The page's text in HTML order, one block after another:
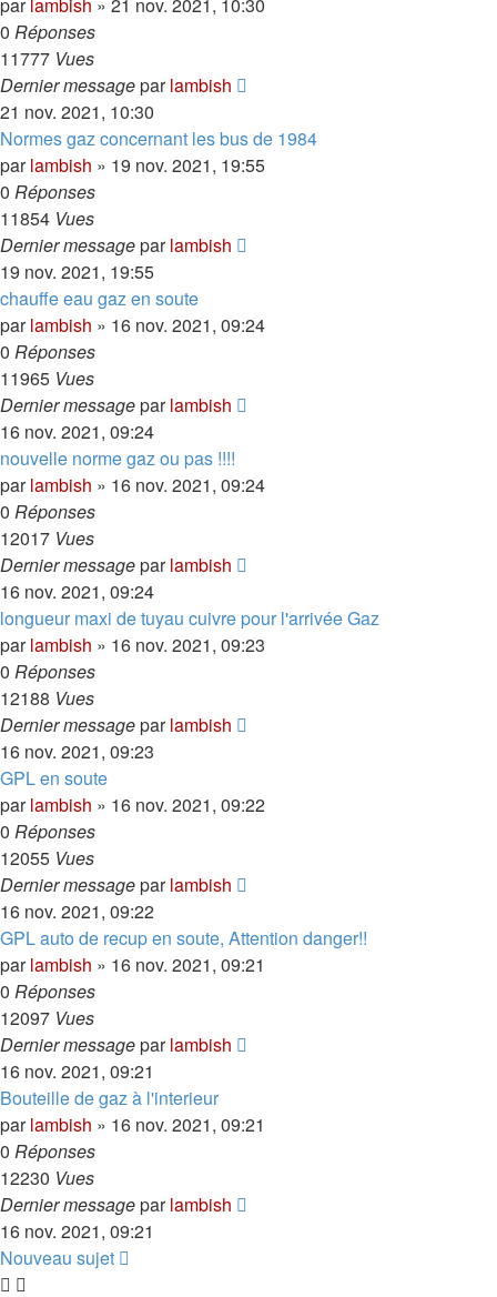
0 Réponses
11777 Vues
Dernier messageparlambish
21 nov. 2021, 10:30
Normes gaz concernant les bus de 1984
parlambish » 19 nov. 2021, 19:55
0 Réponses
11854 Vues
Dernier messageparlambish
19 nov. 2021, 19:55
chauffe eau gaz en soute
parlambish » 16 nov. 2021, 09:24
0 Réponses
11965 Vues
Dernier messageparlambish
16 nov. 2021, 09:24
nouvelle norme gaz ou pas !!!!
parlambish » 16 nov. 2021, 09:24
0 Réponses
12017 Vues
Dernier messageparlambish
16 nov. 2021, 09:24
longueur maxi de tuyau cuivre pour l'arrivée Gaz
parlambish » 16 nov. 2021, 09:23
0 Réponses
12188 Vues
Dernier messageparlambish
16 nov. 2021, 09:23
GPL en soute
parlambish » 16 nov. 2021, 09:22
0 Réponses
12055 Vues
Dernier messageparlambish
16 nov. 2021, 09:22
GPL auto de recup en soute, Attention danger!!
parlambish » 16 nov. 2021, 09:21
0 Réponses
12097 Vues
Dernier messageparlambish
16 nov. 2021, 09:21
Bouteille de gaz à l'interieur
parlambish » 16 nov. 2021, 09:21
0 Réponses
12230 Vues
Dernier messageparlambish
16 nov. 2021, 09:21
Nouveau sujet